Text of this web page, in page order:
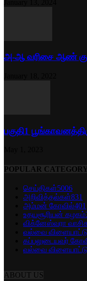
அ-ஆ வரிசை ஆண்
பகுதி1
POPULAR
செய்திகள்5006
அறிவித்தல்கள்831
அம்மன் கோவில்401
உதயசூரியன் கழகம்
விக்னேஸ்வரா
வல்வை
கப்பலுடையவர்
வல்வை
ABOUT US